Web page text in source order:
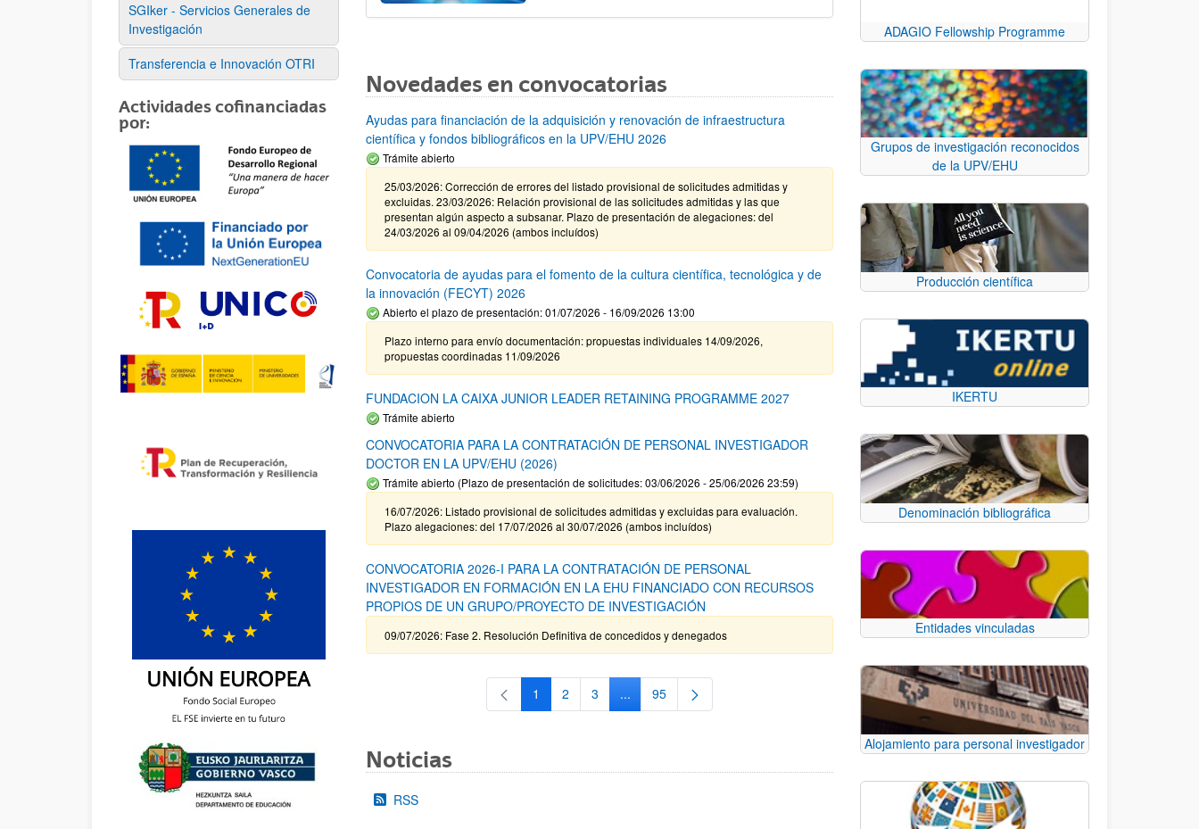
SGIker - Servicios Generales de
Investigación
Transferencia e Innovación OTRI
Actividades cofinanciadas
por:
Novedades en convocatorias
Ayudas para financiación de la adquisición y renovación de infraestructura
científica y fondos bibliográficos en la UPV/EHU 2026
Trámite abierto
25/03/2026: Corrección de errores del listado provisional de solicitudes admitidas y
excluidas. 23/03/2026: Relación provisional de las solicitudes admitidas y las que
presentan algún aspecto a subsanar. Plazo de presentación de alegaciones: del
24/03/2026 al 09/04/2026 (ambos incluídos)
Convocatoria de ayudas para el fomento de la cultura científica, tecnológica y de
la innovación (FECYT) 2026
Abierto el plazo de presentación: 01/07/2026 - 16/09/2026 13:00
Plazo interno para envío documentación: propuestas individuales 14/09/2026,
propuestas coordinadas 11/09/2026
FUNDACION LA CAIXA JUNIOR LEADER RETAINING PROGRAMME 2027
Trámite abierto
CONVOCATORIA PARA LA CONTRATACIÓN DE PERSONAL INVESTIGADOR
DOCTOR EN LA UPV/EHU (2026)
Trámite abierto (Plazo de presentación de solicitudes: 03/06/2026 - 25/06/2026 23:59)
16/07/2026: Listado provisional de solicitudes admitidas y excluidas para evaluación.
Plazo alegaciones: del 17/07/2026 al 30/07/2026 (ambos incluídos)
CONVOCATORIA 2026-I PARA LA CONTRATACIÓN DE PERSONAL
INVESTIGADOR EN FORMACIÓN EN LA EHU FINANCIADO CON RECURSOS
PROPIOS DE UN GRUPO/PROYECTO DE INVESTIGACIÓN
09/07/2026: Fase 2. Resolución Definitiva de concedidos y denegados
Página
1 Página
2 Página
3 ...Páginas intermedias Use TAB para desplazarse.
Página
95
Noticias
RSS
ADAGIO Fellowship Programme
Grupos de investigación reconocidos
de la UPV/EHU
Producción científica
IKERTU
Denominación bibliográfica
Entidades vinculadas
Alojamiento para personal investigador